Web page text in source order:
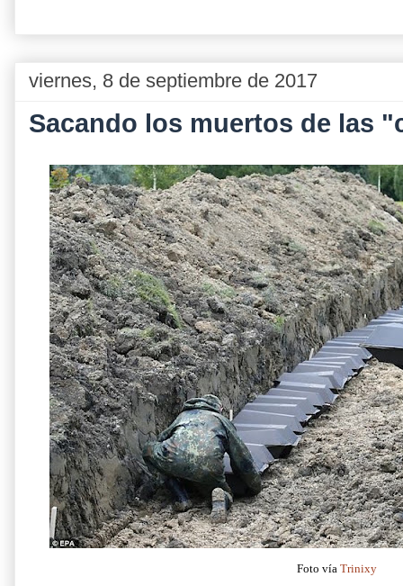
viernes, 8 de septiembre de 2017
Sacando los muertos de las
Foto víaTrinixy